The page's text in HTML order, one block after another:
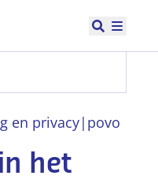
Open
en privacy| povo
het